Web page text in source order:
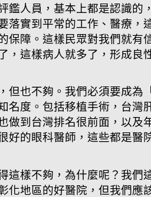
鑑人員，基本上都是認識的
落實到平常的工作、醫療，
保障。這樣民眾對我們就有
，這樣病人就多了，形成良
但也不夠。我們必須要成為
名度。包括移植手術，台灣
做到台灣排名很前面，以及
好的眼科醫師，這些都是醫
這樣不夠，為什麼呢？我們
化地區的好醫院，但我們應